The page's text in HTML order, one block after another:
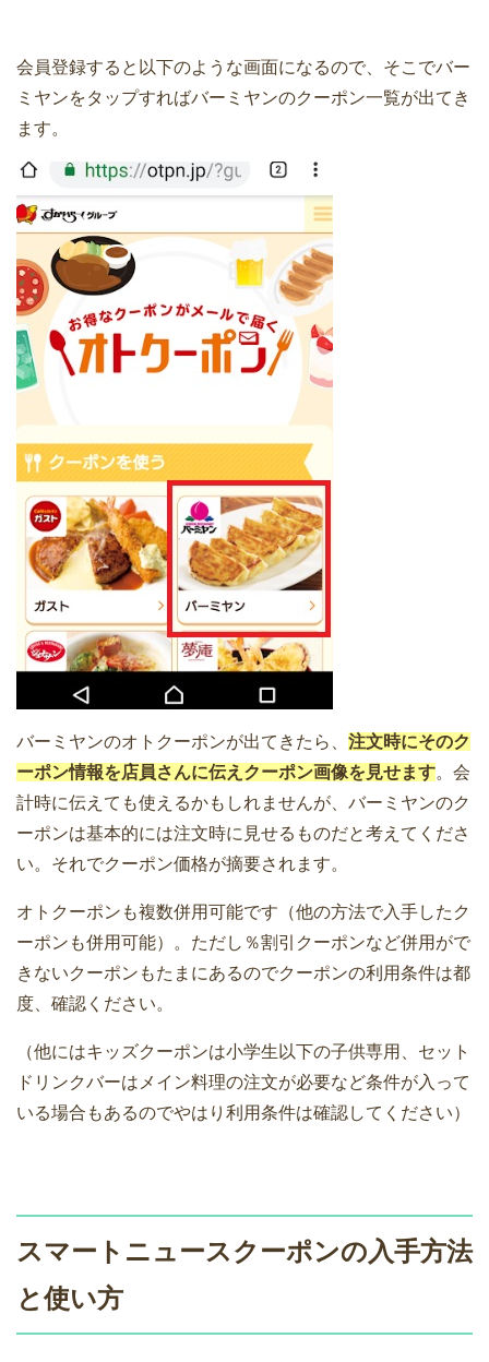
会員登録すると以下のような画面になるので、そこでバー
ミヤンをタップすればバーミヤンのクーポン一覧が出てき
ます。
バーミヤンのオトクーポンが出てきたら、 注文時にそのク
ーポン情報を店員さんに伝えクーポン画像を見せます。会
計時に伝えても使えるかもしれませんが、バーミヤンのク
ーポンは基本的には注文時に見せるものだと考えてくださ
い。それでクーポン価格が摘要されます。
オトクーポンも複数併用可能です（他の方法で入手したク
ーポンも併用可能）。ただし％割引クーポンなど併用がで
きないクーポンもたまにあるのでクーポンの利用条件は都
度、確認ください。
（他にはキッズクーポンは小学生以下の子供専用、セット
ドリンクバーはメイン料理の注文が必要など条件が入って
いる場合もあるのでやはり利用条件は確認してください）
スマートニュースクーポンの入手方法
と使い方